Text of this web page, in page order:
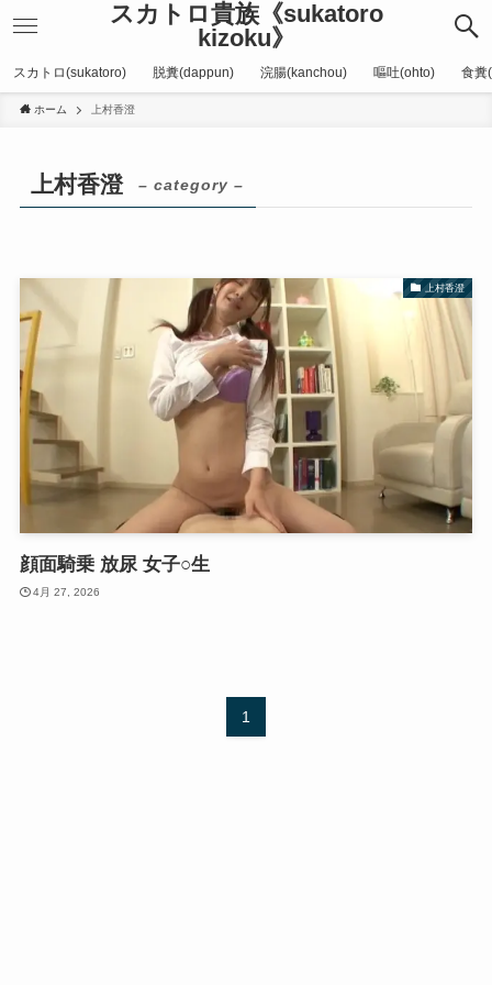
スカトロ貴族《sukatoro
kizoku》
スカトロ(sukatoro) 脱糞(dappun) 浣腸(kanchou) 嘔吐(ohto) 食糞
ホーム 上村香澄
上村香澄 – category –
上村香澄
顔面騎乗 放尿 女子○生
4月 27, 2026
1